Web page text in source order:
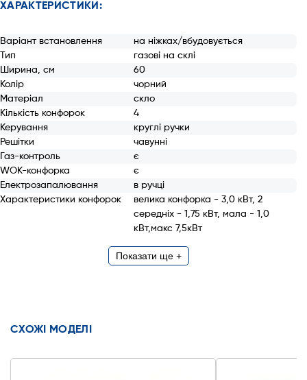
ХАРАКТЕРИСТИКИ:
Варіант встановлення
на ніжках/вбудовується
Тип
газові на склі
Ширина, см
60
Колір
чорний
Матеріал
скло
Кількість конфорок
4
Керування
круглі ручки
Решітки
чавунні
Газ-контроль
є
WOK-конфорка
є
Електрозапалювання
в ручці
Характеристики конфорок
велика конфорка - 3,0 кВт, 2
середніх - 1,75 кВт, мала - 1,0
кВт,макс 7,5кВт
Показати ще +
СХОЖІ МОДЕЛІ